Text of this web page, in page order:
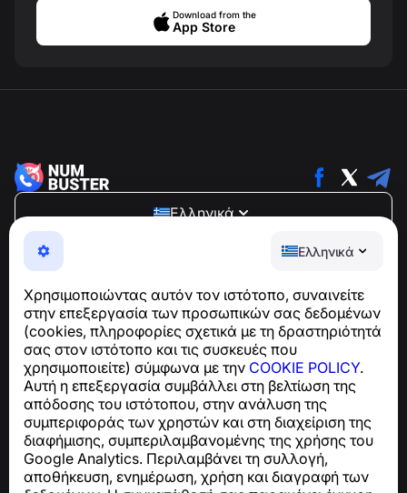
Ελληνικά
Χρησιμοποιώντας αυτόν τον ιστότοπο, συναινείτε
στην επεξεργασία των προσωπικών σας δεδομένων
(cookies, πληροφορίες σχετικά με τη δραστηριότητά
σας στον ιστότοπο και τις συσκευές που
χρησιμοποιείτε) σύμφωνα με την COOKIE POLICY.
Αυτή η επεξεργασία συμβάλλει στη βελτίωση της
απόδοσης του ιστότοπου, στην ανάλυση της
συμπεριφοράς των χρηστών και στη διαχείριση της
διαφήμισης, συμπεριλαμβανομένης της χρήσης του
Google Analytics. Περιλαμβάνει τη συλλογή,
αποθήκευση, ενημέρωση, χρήση και διαγραφή των
Download from the
App Store
Ελληνικά
NumBuster © 2013—2026 ·
support@numbuster.com
Μια εύχρηστη εφαρμογή που σας προστατεύει από
Για ερωτήσεις σχετικά με τη συμμόρφωση με το GDPR:
support@numbuster.com
Κέντρο βοήθειας
Ειδήσεις και Άρθρα
Σχετικά με το έργο
Επαφές